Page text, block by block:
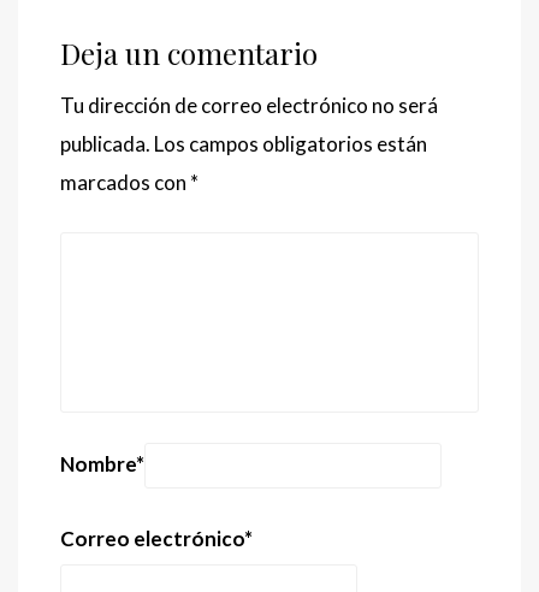
Deja un comentario
Tu dirección de correo electrónico no será
publicada. Los campos obligatorios están
marcados con *
Nombre*
Correo electrónico*